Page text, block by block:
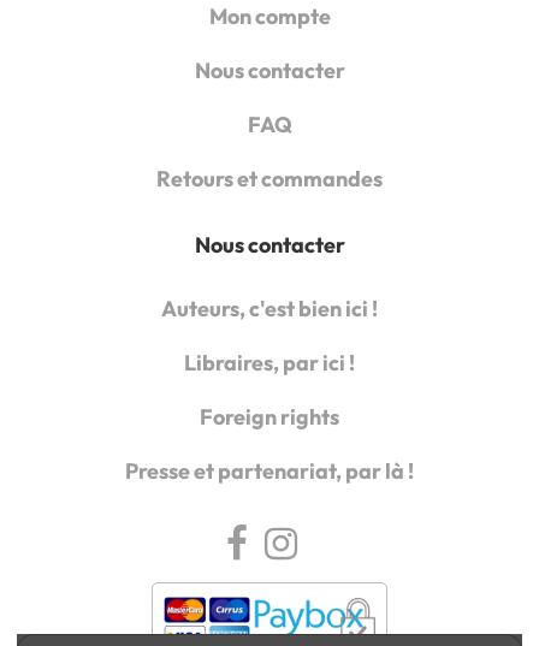
Mon compte
Nous contacter
FAQ
Retours et commandes
Nous contacter
Auteurs, c'est bien ici !
Libraires, par ici !
Foreign rights
Presse et partenariat, par là !